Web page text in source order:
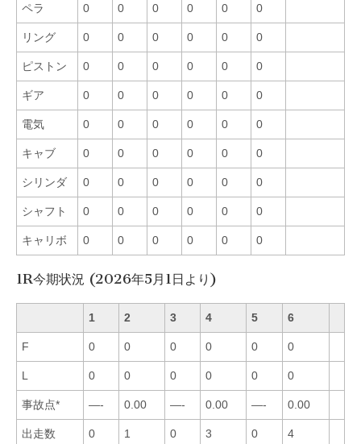
ペラ 0 0 0 0 0 0
リング 0 0 0 0 0 0
ピストン 0 0 0 0 0 0
ギア 0 0 0 0 0 0
電気 0 0 0 0 0 0
キャブ 0 0 0 0 0 0
シリンダ 0 0 0 0 0 0
シャフト 0 0 0 0 0 0
キャリボ 0 0 0 0 0 0
1R今期状況 (2026年5月1日より)
1 2 3 4 5 6
F 0 0 0 0 0 0
L 0 0 0 0 0 0
事故点* —- 0.00 —- 0.00 —- 0.00
出走数 0 1 0 3 0 4